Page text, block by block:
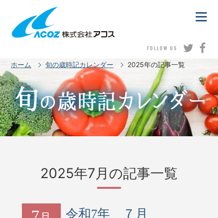
FOLLOW US
ホーム 旬の歳時記カレンダー 2025年の記事一覧
2025年7月の記事一覧
令和7年 ７月